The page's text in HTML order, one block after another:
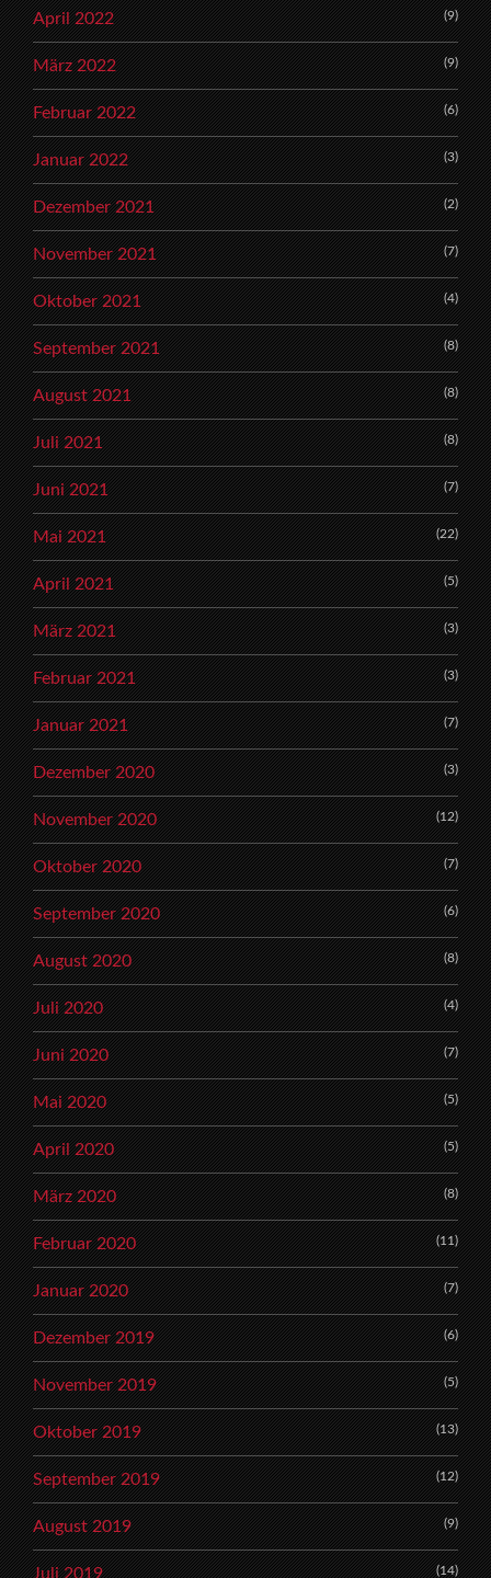
April 2022 (9)
März 2022 (9)
Februar 2022 (6)
Januar 2022 (3)
Dezember 2021 (2)
November 2021 (7)
Oktober 2021 (4)
September 2021 (8)
August 2021 (8)
Juli 2021 (8)
Juni 2021 (7)
Mai 2021 (22)
April 2021 (5)
März 2021 (3)
Februar 2021 (3)
Januar 2021 (7)
Dezember 2020 (3)
November 2020 (12)
Oktober 2020 (7)
September 2020 (6)
August 2020 (8)
Juli 2020 (4)
Juni 2020 (7)
Mai 2020 (5)
April 2020 (5)
März 2020 (8)
Februar 2020 (11)
Januar 2020 (7)
Dezember 2019 (6)
November 2019 (5)
Oktober 2019 (13)
September 2019 (12)
August 2019 (9)
Juli 2019 (14)